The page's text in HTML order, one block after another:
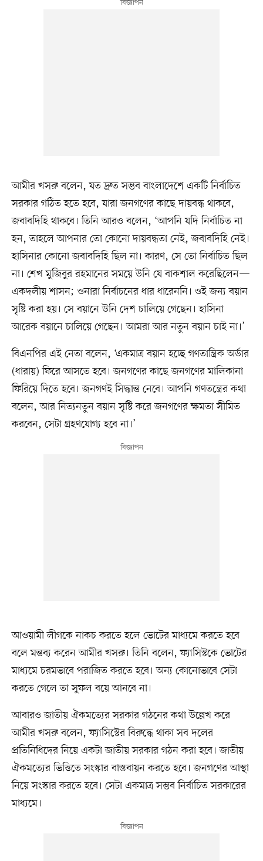
আমীর খসরু বলেন, যত দ্রুত সম্ভব বাংলাদেশে একটি নির্বাচিত
সরকার গঠিত হতে হবে, যারা জনগণের কাছে দায়বদ্ধ থাকবে,
জবাবদিহি থাকবে। তিনি আরও বলেন, ‘আপনি যদি নির্বাচিত না
হন, তাহলে আপনার তো কোনো দায়বদ্ধতা নেই, জবাবদিহি নেই।
হাসিনার কোনো জবাবদিহি ছিল না। কারণ, সে তো নির্বাচিত ছিল
না। শেখ মুজিবুর রহমানের সময়ে উনি যে বাকশাল করেছিলেন—
একদলীয় শাসন; ওনারা নির্বাচনের ধার ধারেননি। ওই জন্য বয়ান
সৃষ্টি করা হয়। সে বয়ানে উনি দেশ চালিয়ে গেছেন। হাসিনা
আরেক বয়ানে চালিয়ে গেছেন। আমরা আর নতুন বয়ান চাই না।’
বিএনপির এই নেতা বলেন, ‘একমাত্র বয়ান হচ্ছে গণতান্ত্রিক অর্ডার
(ধারায়) ফিরে আসতে হবে। জনগণের কাছে জনগণের মালিকানা
ফিরিয়ে দিতে হবে। জনগণই সিদ্ধান্ত নেবে। আপনি গণতন্ত্রের কথা
বলেন, আর নিত্যনতুন বয়ান সৃষ্টি করে জনগণের ক্ষমতা সীমিত
করবেন, সেটা গ্রহণযোগ্য হবে না।’
আওয়ামী লীগকে নাকচ করতে হলে ভোটের মাধ্যমে করতে হবে
বলে মন্তব্য করেন আমীর খসরু। তিনি বলেন, ফ্যাসিস্টকে ভোটের
মাধ্যমে চরমভাবে পরাজিত করতে হবে। অন্য কোনোভাবে সেটা
করতে গেলে তা সুফল বয়ে আনবে না।
আবারও জাতীয় ঐকমত্যের সরকার গঠনের কথা উল্লেখ করে
আমীর খসরু বলেন, ফ্যাসিস্টের বিরুদ্ধে থাকা সব দলের
প্রতিনিধিদের নিয়ে একটা জাতীয় সরকার গঠন করা হবে। জাতীয়
ঐকমত্যের ভিত্তিতে সংস্কার বাস্তবায়ন করতে হবে। জনগণের আস্থা
নিয়ে সংস্কার করতে হবে। সেটা একমাত্র সম্ভব নির্বাচিত সরকারের
মাধ্যমে।